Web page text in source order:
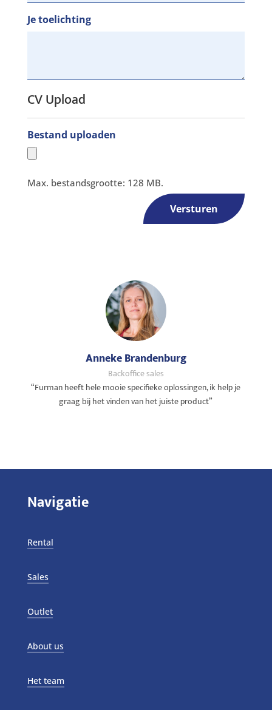
Je toelichting
CV Upload
Bestand uploaden
Max. bestandsgrootte: 128 MB.
Versturen
Anneke Brandenburg
Backoffice sales
“Furman heeft hele mooie specifieke oplossingen, ik help je
graag bij het vinden van het juiste product”
Navigatie
Rental
Sales
Outlet
About us
Het team